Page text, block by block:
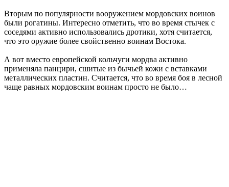
Вторым по популярности вооружением мордовских воинов
были рогатины. Интересно отметить, что во время стычек с
соседями активно использовались дротики, хотя считается,
что это оружие более свойственно воинам Востока.
А вот вместо европейской кольчуги мордва активно
применяла панцири, сшитые из бычьей кожи с вставками
металлических пластин. Считается, что во время боя в лесной
чаще равных мордовским воинам просто не было…